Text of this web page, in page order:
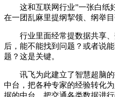
这和互联网行业”一张白纸
在一团乱麻里提纲挈领、纲举目
行业里面经常提数据共享、
后，能不能找到问题？或者说
题？这是关键。
讯飞为此建立了智慧超脑的
中台，把各种专家的经验转化
据的中台，把交通各类数据进行